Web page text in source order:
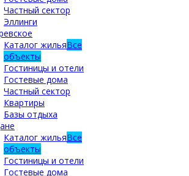
Частный сектор
Эллинги
Каталог жильяВсе
объекты
Гостиницы и отели
Гостевые дома
Частный сектор
Квартиры
Базы отдыха
Каталог жильяВсе
объекты
Гостиницы и отели
Гостевые дома